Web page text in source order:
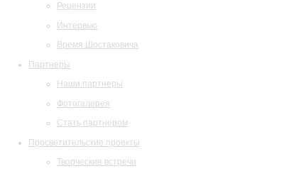
Рецензии
Интервью
Время Шостаковича
Партнеры
Наши партнеры
Фотогалерея
Стать партнером
Просветительские проекты
Творческие встречи